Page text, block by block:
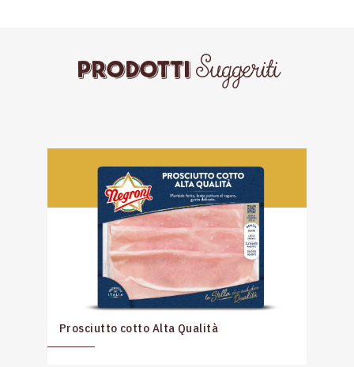
Prodotti Suggeriti
Prosciutto cotto Alta Qualità